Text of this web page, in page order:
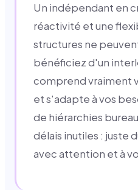
Un indépendant en
réactivité et une
structures ne
bénéficiez d'un
comprend vraiment
et s'adapte à vos
de hiérarchies
délais inutiles : juste
avec attention et à